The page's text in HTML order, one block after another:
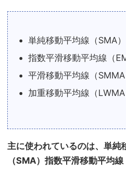
単純移動平均線（SMA）
指数平滑移動平均線（
平滑移動平均線（SMMA
加重移動平均線（LWMA
主に使われているのは、単純
（SMA）指数平滑移動平均